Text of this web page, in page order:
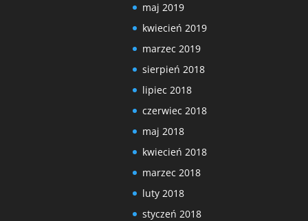
maj 2019
kwiecień 2019
marzec 2019
sierpień 2018
lipiec 2018
czerwiec 2018
maj 2018
kwiecień 2018
marzec 2018
luty 2018
styczeń 2018